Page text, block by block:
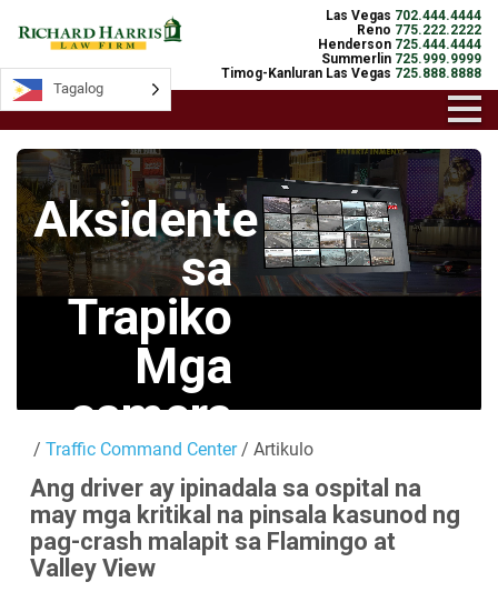
Las Vegas 702.444.4444
Reno 775.222.2222
Henderson 725.444.4444
Summerlin 725.999.9999
Timog-Kanluran Las Vegas 725.888.8888
Aksidente
sa
Trapiko
Mga
camera
Mga Live na
Camera
/ Traffic Command Center/ Artikulo
Ang driver ay ipinadala sa ospital na
may mga kritikal na pinsala kasunod ng
pag-crash malapit sa Flamingo at
Valley View
Tagalog
Tagalog